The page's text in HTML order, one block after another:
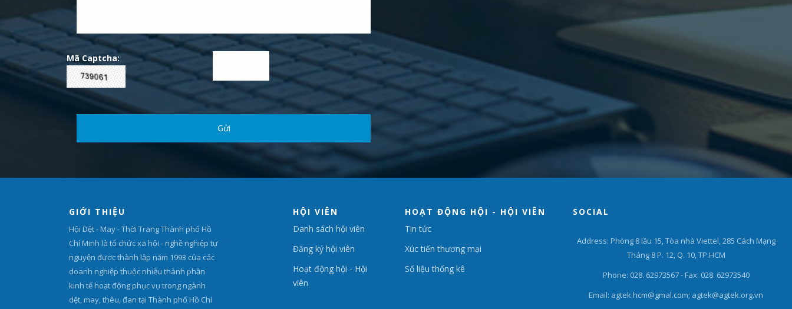
Mã Captcha:
GIỚI THIỆU
Hội Dệt - May - Thời Trang Thành phố Hồ
Chí Minh là tổ chức xã hội - nghề nghiệp tự
nguyện được thành lập năm 1993 của các
doanh nghiệp thuộc nhiều thành phần
kinh tế hoạt động phục vụ trong ngành
dệt, may, thêu, đan tại Thành phố Hồ Chí
HỘI VIÊN
Danh sách hội viên
Đăng ký hội viên
Hoạt động hội - Hội
viên
HOẠT ĐỘNG HỘI - HỘI VIÊN
Tin tức
Xúc tiến thương mại
Số liệu thống kê
SOCIAL
Address: Phòng 8 lầu 15, Tòa nhà Viettel, 285 Cách Mạng
Tháng 8 P. 12, Q. 10, TP.HCM
Phone: 028. 62973567 - Fax: 028. 62973540
Email: agtek.hcm@gmal.com; agtek@agtek.org.vn